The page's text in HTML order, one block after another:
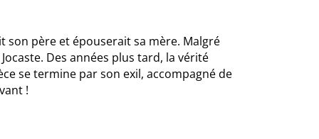
père et épouserait sa mère. Malgré
Des années plus tard, la vérité
se termine par son exil, accompagné de
!